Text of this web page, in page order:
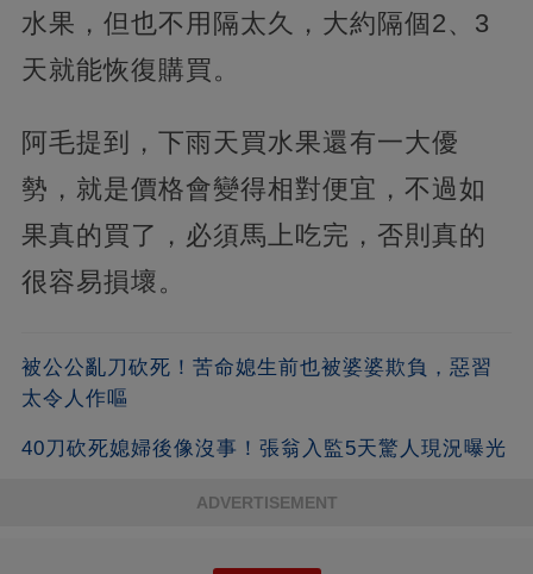
水果，但也不用隔太久，大約隔個2、3
天就能恢復購買。
阿毛提到，下雨天買水果還有一大優
勢，就是價格會變得相對便宜，不過如
果真的買了，必須馬上吃完，否則真的
很容易損壞。
被公公亂刀砍死！苦命媳生前也被婆婆欺負，惡習
太令人作嘔
40刀砍死媳婦後像沒事！張翁入監5天驚人現況曝光
ADVERTISEMENT